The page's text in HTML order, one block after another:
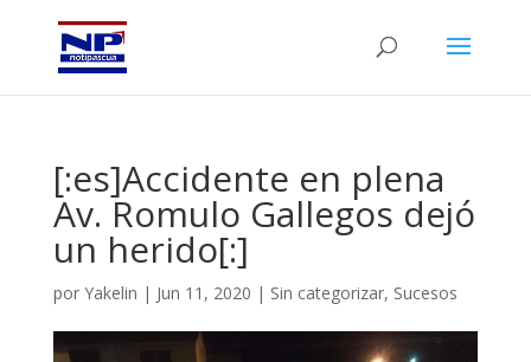
[:es]Accidente en plena
Av. Romulo Gallegos dejó
un herido[:]
por Yakelin | Jun 11, 2020 | Sin categorizar, Sucesos